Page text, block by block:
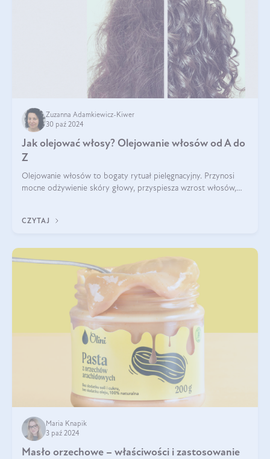
Zuzanna Adamkiewicz-Kiwer
30 paź 2024
Jak olejować włosy? Olejowanie włosów od A do
Z
Olejowanie włosów to bogaty rytuał pielęgnacyjny. Przynosi
mocne odżywienie skóry głowy, przyspiesza wzrost włosów,
CZYTAJ
Maria Knapik
3 paź 2024
Masło orzechowe – właściwości i zastosowanie